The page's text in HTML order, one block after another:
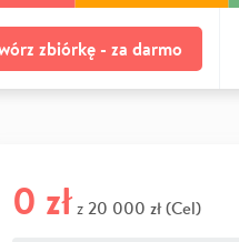
zbiórkę - za darmo
0 zł z 20 000 zł (Cel)